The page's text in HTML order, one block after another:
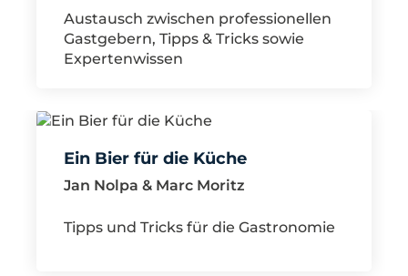
Austausch zwischen professionellen
Gastgebern, Tipps & Tricks sowie
Expertenwissen
Ein Bier für die Küche
Jan Nolpa & Marc Moritz
Tipps und Tricks für die Gastronomie